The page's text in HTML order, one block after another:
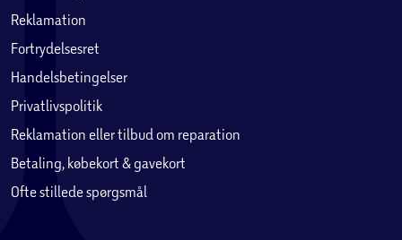
Reklamation
Fortrydelsesret
Handelsbetingelser
Privatlivspolitik
Reklamation eller tilbud om reparation
Betaling, købekort & gavekort
Ofte stillede spørgsmål